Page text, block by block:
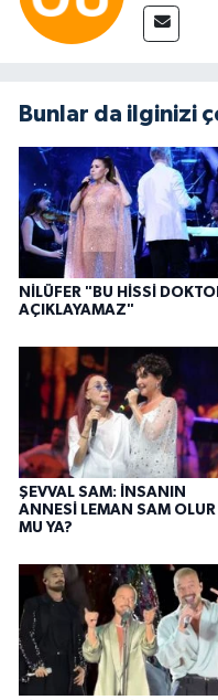
Bunlar da ilginizi
NİLÜFER "BU HİSSİ
AÇIKLAYAMAZ"
ŞEVVAL SAM: İNSANIN
ANNESİ LEMAN SAM OLUR
MU YA?